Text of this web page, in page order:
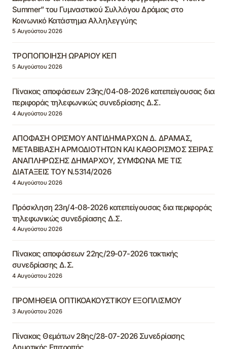
Summer” του Γυμναστικού Συλλόγου Δράμας στο
Κοινωνικό Κατάστημα Αλληλεγγύης
5 Αυγούστου 2026
ΤΡΟΠΟΠΟΙΗΣΗ ΩΡΑΡΙΟΥ ΚΕΠ
5 Αυγούστου 2026
Πίνακας αποφάσεων 23ης/04-08-2026 κατεπείγουσας δια
περιφοράς τηλεφωνικώς συνεδρίασης Δ.Σ.
4 Αυγούστου 2026
ΑΠΟΦΑΣΗ ΟΡΙΣΜΟΥ ΑΝΤΙΔΗΜΑΡΧΩΝ Δ. ΔΡΑΜΑΣ,
ΜΕΤΑΒΙΒΑΣΗ ΑΡΜΟΔΙΟΤΗΤΩΝ ΚΑΙ ΚΑΘΟΡΙΣΜΟΣ ΣΕΙΡΑΣ
ΑΝΑΠΛΗΡΩΣΗΣ ΔΗΜΑΡΧΟΥ, ΣΥΜΦΩΝΑ ΜΕ ΤΙΣ
ΔΙΑΤΑΞΕΙΣ ΤΟΥ Ν.5314/2026
4 Αυγούστου 2026
Πρόσκληση 23η/4-08-2026 κατεπείγουσας δια περιφοράς
τηλεφωνικώς συνεδρίασης Δ.Σ.
4 Αυγούστου 2026
Πίνακας αποφάσεων 22ης/29-07-2026 τακτικής
συνεδρίασης Δ.Σ.
4 Αυγούστου 2026
ΠΡΟΜΗΘΕΙΑ ΟΠΤΙΚΟΑΚΟΥΣΤΙΚΟΥ ΕΞΟΠΛΙΣΜΟΥ
3 Αυγούστου 2026
Πίνακας Θεμάτων 28ης/28-07-2026 Συνεδρίασης